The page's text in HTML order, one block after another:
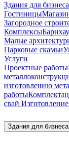
Здания для бизнеса
Гостиницы
Загородное
Комплексы
Малые
Парковые скамьи
Услуги
Проектные работы
изготовлению
работы
свай
Здания для бизнеса